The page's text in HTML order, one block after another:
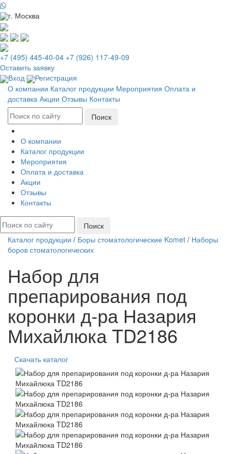
г. Москва
+7 (495) 445-40-04 +7 (926) 117-49-09
Оставить заявку
Вход
Регистрация
О компании Каталог продукции Мероприятия Оплата и
доставка Акции Отзывы Контакты
О компании
Каталог продукции
Мероприятия
Оплата и доставка
Акции
Отзывы
Контакты
Каталог продукции / Боры стоматологические Komet / Наборы
боров стоматологических
Набор для
препарирования под
коронки д-ра Назария
Михайлюка TD2186
Скачать каталог